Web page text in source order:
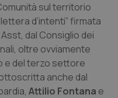
sul territorio
d’intenti” firmata
dal Consiglio dei
oltre ovviamente
e del terzo settore
anche dal
Attilio Fontana e